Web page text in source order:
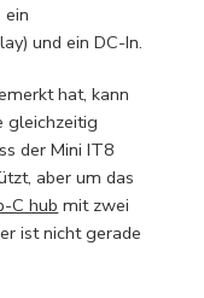
ein
und ein DC-In.
hat, kann
gleichzeitig
der Mini IT8
aber um das
C hub mit zwei
ist nicht gerade